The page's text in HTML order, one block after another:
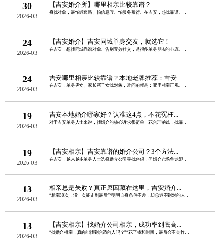
30
2026-03
【吉安婚介所】哪里相亲比较靠谱？
身找对象，最怕遇套路、怕信息假、怕服务敷衍。在吉安，想找靠谱、正规、本地口碑好的......
24
2026-03
【吉安婚介】吉安同城单身交友，就选它！
24
2026-03
吉安哪里相亲比较靠谱？本地老牌推荐：吉安...
在吉安，单身男女、家长帮子女找对象，常问的就是：哪里相亲正规、真实、不套路、成功......
19
2026-03
吉安本地婚介哪家好？认准这4点，不花冤枉...
对于吉安单身人士来说，找婚介的核心诉求很简单：花合理的钱，找靠谱的人，高效脱单不......
19
2026-03
【吉安相亲】吉安靠谱的婚介公司？3个方法...
在吉安，越来越多单身人士选择婚介公司寻找伴侣，但婚介市场鱼龙混杂，虚假宣传、婚托......
13
2026-03
相亲总是失败？真正原因藏在这里，吉安婚介...
“相亲30次，没一次能走到最后”“明明自身条件不差，却总遇不到对的人”“每次聊两......
13
2026-03
【吉安相亲】找婚介公司相亲，成功率到底高...
“找婚介相亲，真的能找到合适的人吗？”“花了钱和时间，最后会不会竹篮打水一场空？......